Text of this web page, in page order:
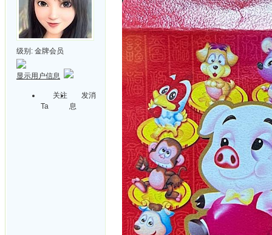
级别: 金牌会员
显示用户信息
关注
Ta
发消
息